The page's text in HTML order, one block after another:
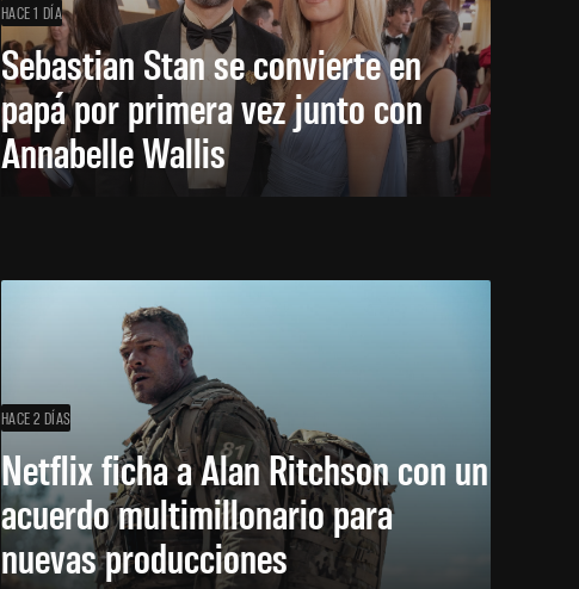
HACE 1 DÍA
Sebastian Stan se convierte en
papá por primera vez junto con
Annabelle Wallis
HACE 2 DÍAS
Netflix ficha a Alan Ritchson con un
acuerdo multimillonario para
nuevas producciones